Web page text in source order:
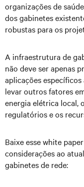
organizações de
dos gabinetes
robustas para os
A infraestrutura de
não deve ser apenas
aplicações
levar outros fatores
energia elétrica local,
regulatórios e os
Baixe esse white
considerações ao
gabinetes de rede: